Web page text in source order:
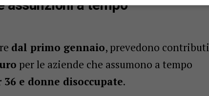
assunzioni a tempo
dal primo gennaio, prevedono contributi
per le aziende che assumono a tempo
e donne disoccupate.